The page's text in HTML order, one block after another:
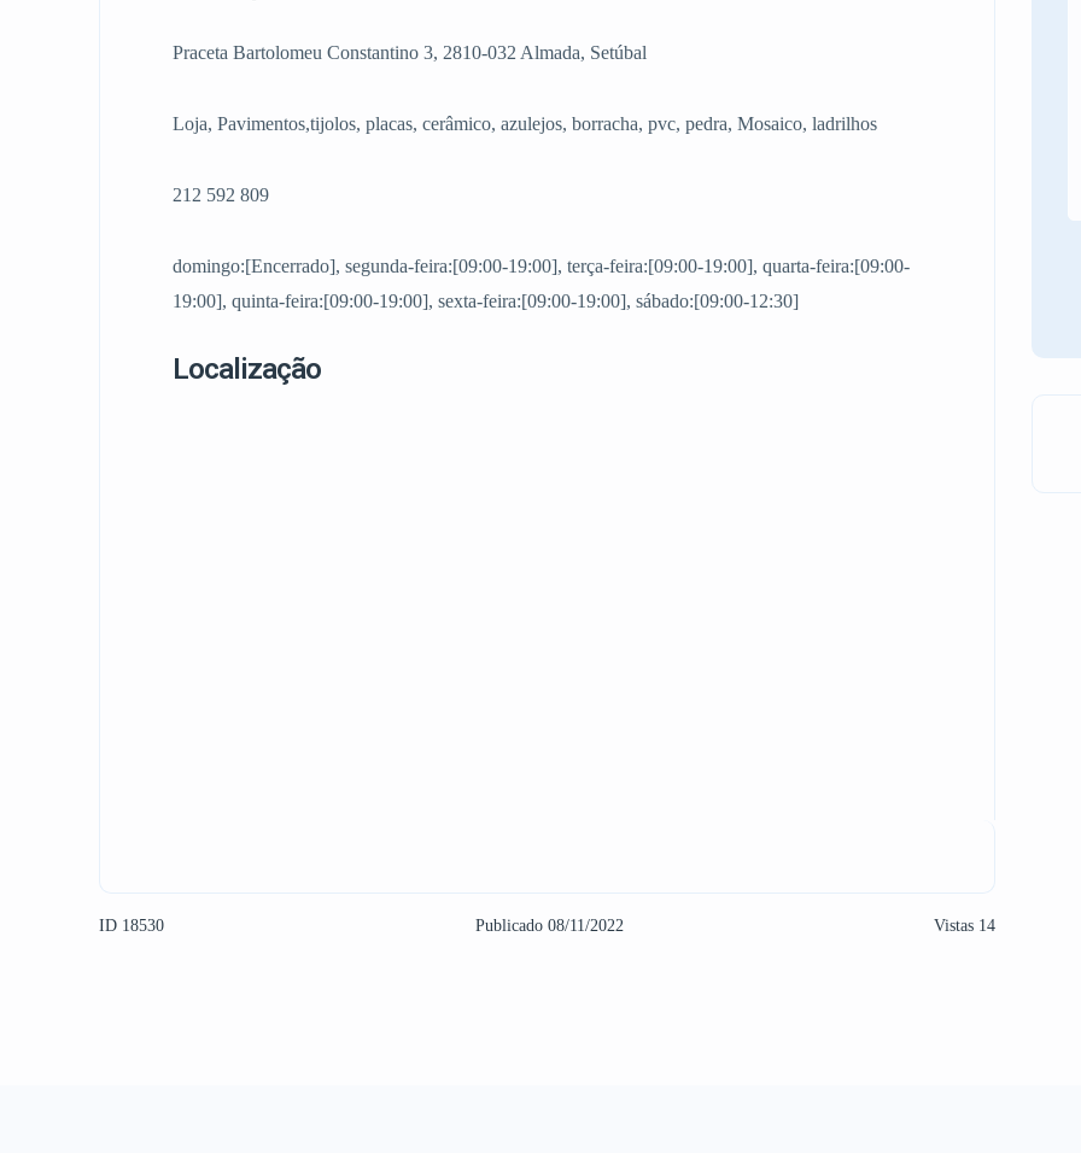
Praceta Bartolomeu Constantino 3, 2810-032 Almada, Setúbal
Loja, Pavimentos,tijolos, placas, cerâmico, azulejos, borracha, pvc, pedra, Mosaico, ladrilhos
212 592 809
domingo:[Encerrado], segunda-feira:[09:00-19:00], terça-feira:[09:00-19:00], quarta-feira:[09:00-
19:00], quinta-feira:[09:00-19:00], sexta-feira:[09:00-19:00], sábado:[09:00-12:30]
Localização
ID 18530 Publicado 08/11/2022 Vistas 14